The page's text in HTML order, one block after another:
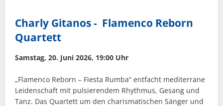
Charly Gitanos - Flamenco Reborn
Quartett
Samstag, 20. Juni 2026, 19:00 Uhr
„Flamenco Reborn – Fiesta Rumba“ entfacht mediterrane
Leidenschaft mit pulsierendem Rhythmus, Gesang und
Tanz. Das Quartett um den charismatischen Sänger und